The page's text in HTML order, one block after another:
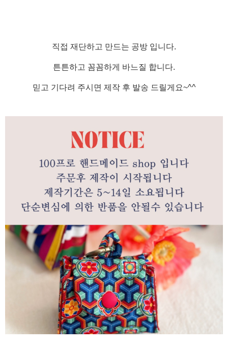
직접 재단하고 만드는 공방 입니다.
튼튼하고 꼼꼼하게 바느질 합니다.
믿고 기다려 주시면 제작 후 발송 드릴게요~^^